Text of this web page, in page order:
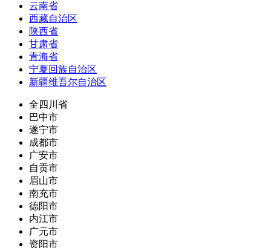
云南省
西藏自治区
陕西省
甘肃省
青海省
宁夏回族自治区
新疆维吾尔自治区
全四川省
巴中市
遂宁市
成都市
广安市
自贡市
眉山市
南充市
德阳市
内江市
广元市
资阳市